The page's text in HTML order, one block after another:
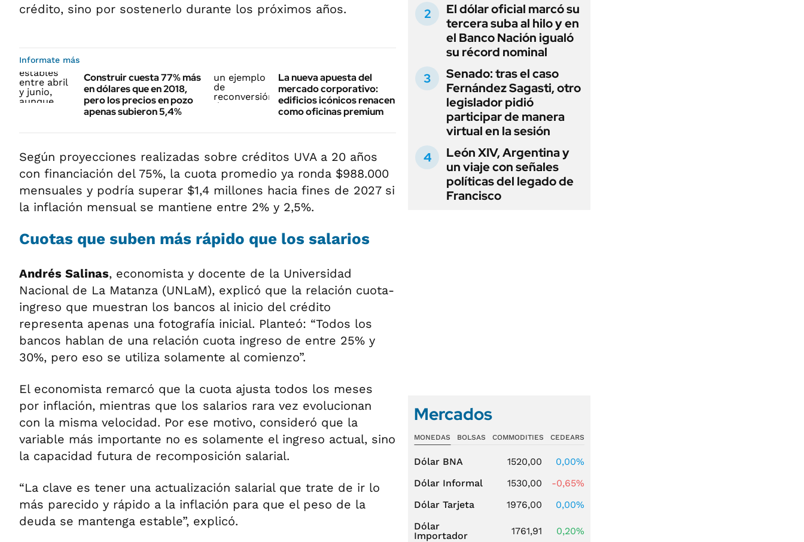
crédito, sino por sostenerlo durante los próximos años.
Informate más
Construir cuesta 77% más
en dólares que en 2018,
pero los precios en pozo
apenas subieron 5,4%
La nueva apuesta del
mercado corporativo:
edificios icónicos renacen
como oficinas premium
Según proyecciones realizadas sobre créditos UVA a 20 años
con financiación del 75%, la cuota promedio ya ronda $988.000
mensuales y podría superar $1,4 millones hacia fines de 2027 si
la inflación mensual se mantiene entre 2% y 2,5%.
Cuotas que suben más rápido que los salarios
Andrés Salinas, economista y docente de la Universidad
Nacional de La Matanza (UNLaM), explicó que la relación cuota-
ingreso que muestran los bancos al inicio del crédito
representa apenas una fotografía inicial. Planteó: “Todos los
bancos hablan de una relación cuota ingreso de entre 25% y
30%, pero eso se utiliza solamente al comienzo”.
El economista remarcó que la cuota ajusta todos los meses
por inflación, mientras que los salarios rara vez evolucionan
con la misma velocidad. Por ese motivo, consideró que la
variable más importante no es solamente el ingreso actual, sino
la capacidad futura de recomposición salarial.
“La clave es tener una actualización salarial que trate de ir lo
más parecido y rápido a la inflación para que el peso de la
deuda se mantenga estable”, explicó.
El dólar oficial marcó su
tercera suba al hilo y en
el Banco Nación igualó
su récord nominal
Senado: tras el caso
Fernández Sagasti, otro
legislador pidió
participar de manera
virtual en la sesión
León XIV, Argentina y
un viaje con señales
políticas del legado de
Francisco
Mercados
MONEDAS BOLSAS COMMODITIES CEDEARS
Dólar BNA 1520,00
0,00%
Dólar Informal
1530,00
-0,65%
Dólar Tarjeta
1976,00
0,00%
Dólar
Importador
1761,91 0,20%